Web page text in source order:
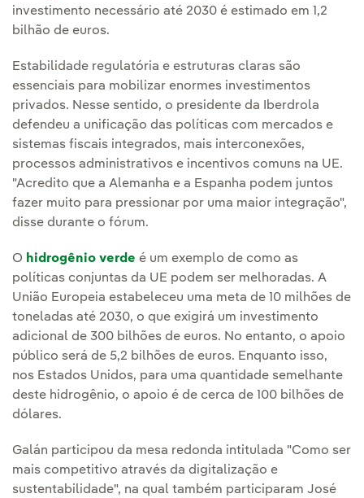
investimento necessário até 2030 é estimado em 1,2
bilhão de euros.
Estabilidade regulatória e estruturas claras são
essenciais para mobilizar enormes investimentos
privados. Nesse sentido, o presidente da Iberdrola
defendeu a unificação das políticas com mercados e
sistemas fiscais integrados, mais interconexões,
processos administrativos e incentivos comuns na UE.
"Acredito que a Alemanha e a Espanha podem juntos
fazer muito para pressionar por uma maior integração",
disse durante o fórum.
O hidrogênio verde é um exemplo de como as
políticas conjuntas da UE podem ser melhoradas. A
União Europeia estabeleceu uma meta de 10 milhões de
toneladas até 2030, o que exigirá um investimento
adicional de 300 bilhões de euros. No entanto, o apoio
público será de 5,2 bilhões de euros. Enquanto isso,
nos Estados Unidos, para uma quantidade semelhante
deste hidrogênio, o apoio é de cerca de 100 bilhões de
dólares.
Galán participou da mesa redonda intitulada "Como ser
mais competitivo através da digitalização e
sustentabilidade", na qual também participaram José